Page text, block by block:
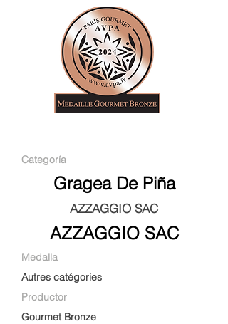
Categoría
Gragea De Piña
AZZAGGIO SAC
AZZAGGIO SAC
Medalla
Autres catégories
Productor
Gourmet Bronze